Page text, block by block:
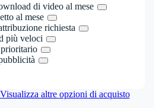
di video al mese
al mese
richiesta
più veloci
Visualizza altre opzioni di acquisto